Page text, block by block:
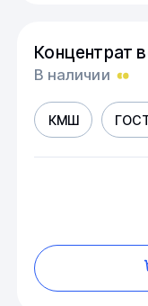
Концентрат
В наличии
КМШ